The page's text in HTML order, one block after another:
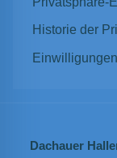
Historie der
Dachauer